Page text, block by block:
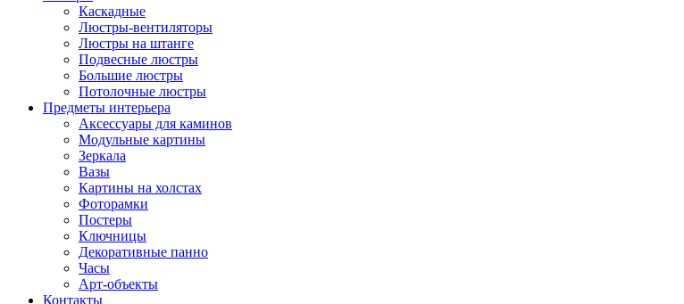
Каскадные
Люстры-вентиляторы
Люстры на штанге
Подвесные люстры
Большие люстры
Потолочные люстры
Предметы интерьера
Аксессуары для каминов
Модульные картины
Зеркала
Вазы
Картины на холстах
Фоторамки
Постеры
Ключницы
Декоративные панно
Часы
Арт-объекты
Контакты